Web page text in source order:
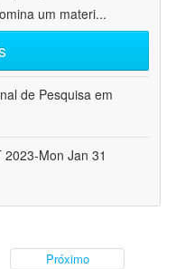
um materi...
de Pesquisa em
Mon Jan 31
Próximo